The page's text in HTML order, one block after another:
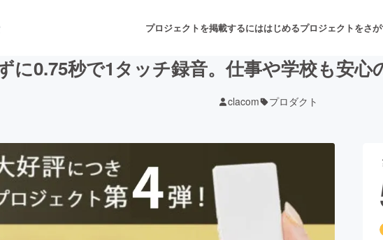
プロジェクトを掲載するにははじめるプロジェクトをさ
音楽 舞台・パフォ
ガジェット ゲーム・サービス開発
に0.75秒で1タッチ録音。仕事や学校も安
clacom プロダクト